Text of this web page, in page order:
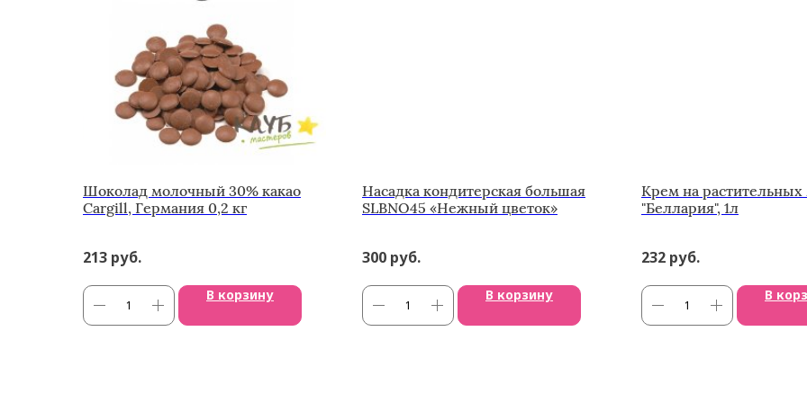
Шоколад молочный 30% какао
Cargill, Германия 0,2 кг
213 руб.
В корзину
Насадка кондитерская большая
SLBNO45 «Нежный цветок»
300 руб.
В корзину
Крем на растительных
"Беллария", 1л
232 руб.
В